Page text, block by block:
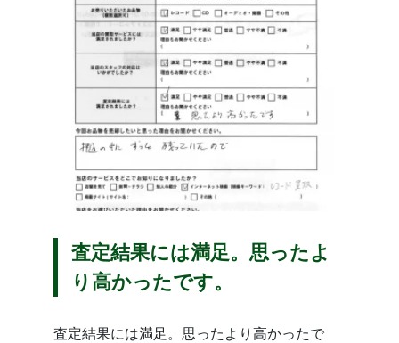
査定結果には満足。思ったよ
り高かったです。
査定結果には満足。思ったより高かったで